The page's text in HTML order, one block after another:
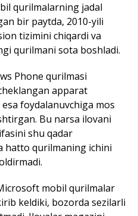
qurilmalarning jadal
bir paytda, 2010-yili
tizimini chiqardi va
qurilmani sota boshladi.
Phone qurilmasi
apparat
foydalanuvchiga mos
Bu narsa ilovani
shu qadar
hatto qurilmaning ichini
mobil qurilmalar
keldiki, bozorda sezilarli